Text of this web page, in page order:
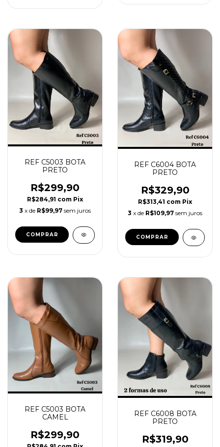
REF C5003 BOTA
PRETO
R$299,90
R$284,91 com Pix
3 x de R$99,97 sem juros
COMPRAR
REF C6004 BOTA
PRETO
R$329,90
R$313,41 com Pix
3 x de R$109,97 sem juros
COMPRAR
REF C5003 BOTA
CAMEL
R$299,90
REF C6008 BOTA
PRETO
R$319,90